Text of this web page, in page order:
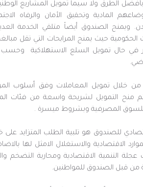
الطرق ولا سيما تمويل المشاريع
المادية وتحقيق الأمان والرفاه
ويمنح الصندوق أيضاً متلقي الخدمة
حيث يمنح المرابحات التي تقل
بدون كفيل. وبفترة سداد تصل الى 84 شهر في حال تمويل السلع
خلال تمويل المعاملات وفق أسلوب
ويتم منح التمويل لشريحة واسعة من فئات
للسوق المصرفية وبشروط ميسرة .
للصندوق هو تلبية الطلب المتزايد على
الاقتصادية والاستغلال الامثل لها
التنمية الاقتصادية ومحاربة التضخم
من قبل الصندوق للمواطنين.